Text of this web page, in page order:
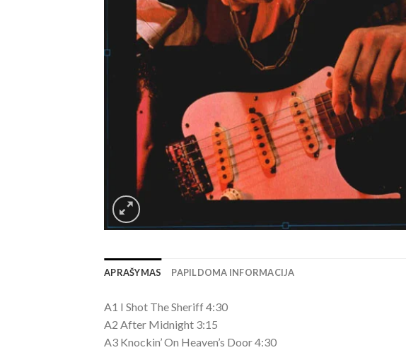
APRAŠYMAS PAPILDOMA INFORMACIJA
A1 I Shot The Sheriff 4:30
A2 After Midnight 3:15
A3 Knockin’ On Heaven’s Door 4:30